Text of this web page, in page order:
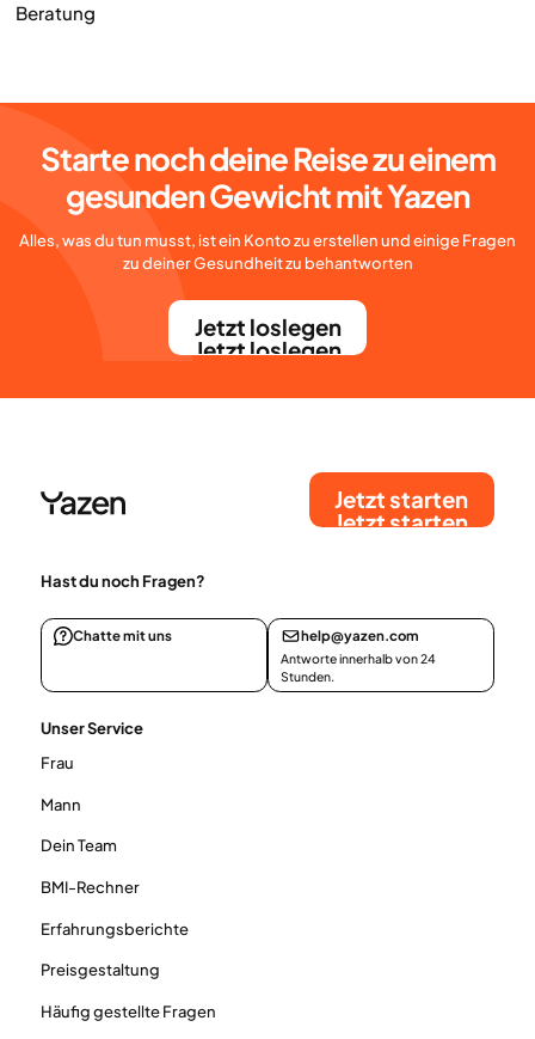
Beratung
Starte noch deine Reise zu einem
gesunden Gewicht mit Yazen
Alles, was du tun musst, ist ein Konto zu erstellen und einige Fragen
zu deiner Gesundheit zu behantworten
Jetzt loslegen
Jetzt loslegen
Jetzt starten
Jetzt starten
Hast du noch Fragen?
Chatte mit uns help@yazen.com
Antworte innerhalb von 24
Stunden.
Unser Service
Frau
Mann
Dein Team
BMI-Rechner
Erfahrungsberichte
Preisgestaltung
Häufig gestellte Fragen